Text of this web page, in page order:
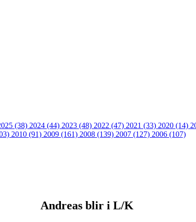
(38) 2024 (44) 2023 (48) 2022 (47) 2021 (33) 2020 (14)
2010 (91) 2009 (161) 2008 (139) 2007 (127) 2006 (107)
Andreas blir i L/K